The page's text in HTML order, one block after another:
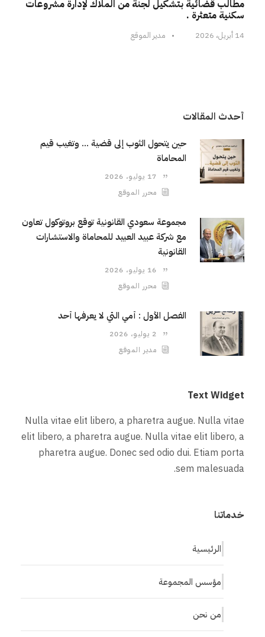
مطالب قضائية بتشكيل لجنة من الملاك لإدارة مشروعات
سكنية متعثرة .
14 أبريل، 2026 • مدير الموقع
أحدث المقالات
حين يتحول الثوب إلى قضية … وتغيب قيم
المحاماة
17 يوليو، 2026
محرر الموقع
مجموعة سعودي القانونية توقع بروتوكول تعاون
مع شركة عبيد العبيد للمحاماة والاستشارات
القانونية
16 يوليو، 2026
محرر الموقع
الفصل الأول : أمي التي لا يعرفها أحد
2 يوليو، 2026
مدير الموقع
Text Widget
Nulla vitae elit libero, a pharetra augue. Nulla vitae
elit libero, a pharetra augue. Nulla vitae elit libero, a
pharetra augue. Donec sed odio dui. Etiam porta
sem malesuada.
خدماتنا
الرئيسية
مؤسس المجموعة
من نحن